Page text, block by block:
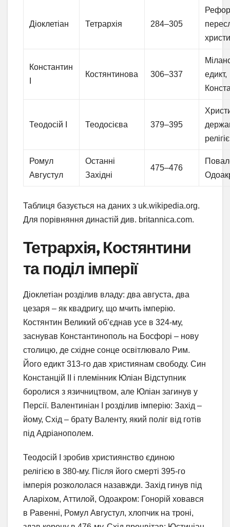
Діоклетіан Тетрархія 284–305
Константин
Костянтинова 306–337
едикт,
Теодосій I Теодосієва 379–395
Ромул
Августул
Останні
Західні
475–476
Таблиця базується на даних з uk.wikipedia.org.
Для порівняння династій див. britannica.com.
Тетрархія, Костянтини
та поділ імперії
Діоклетіан розділив владу: два августа, два
цезаря – як квадригу, що мчить імперію.
Костянтин Великий об’єднав усе в 324-му,
заснував Константинополь на Босфорі – нову
столицю, де східне сонце освітлювало Рим.
Його едикт 313-го дав християнам свободу. Син
Констанцій II і племінник Юліан Відступник
боролися з язичництвом, але Юліан загинув у
Персії. Валентиніан I розділив імперію: Захід –
йому, Схід – брату Валенту, який поліг від готів
під Адріанополем.
Теодосій I зробив християнство єдиною
релігією в 380-му. Після його смерті 395-го
імперія розкололася назавжди. Захід гинув під
Аларіхом, Аттилой, Одоакром: Гонорій ховався
в Равенні, Ромул Августул, хлопчик на троні,